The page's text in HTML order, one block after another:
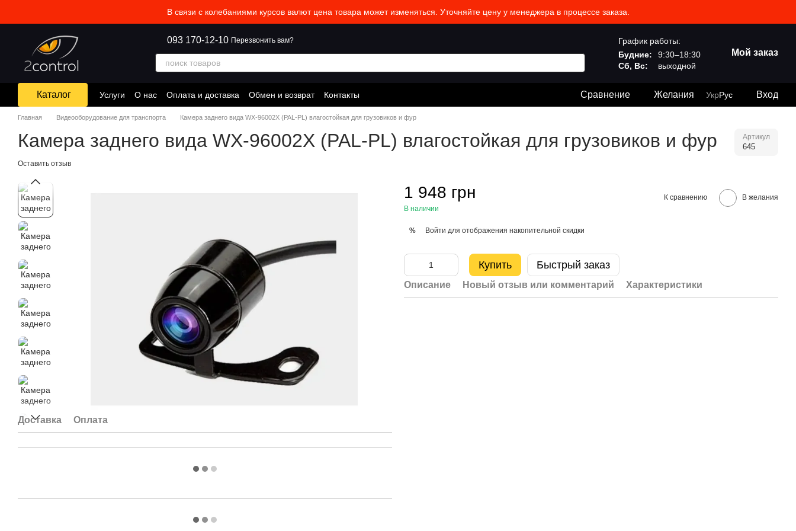
В связи с колебаниями курсов валют цена товара может изменяться. Уточняйте цену у менеджера в процессе заказа.
093 170-12-10 Перезвонить вам?
График работы:
Будние:
9:30–18:30
Сб, Вс:
выходной
Мой заказ
Каталог Услуги О нас Оплата и доставка Обмен и возврат Контакты Сравнение Желания УкрРус Вход
Главная Видеооборудование для транспорта Камера заднего вида WX-96002X (PAL-PL) влагостойкая для грузовиков и фур
Камера заднего вида WX-96002X (PAL-PL) влагостойкая для грузовиков и фур Артикул
645
Оставить отзыв
Доставка Оплата
1 948 грн
В наличии
К сравнению В желания
% Войти для отображения накопительной скидки
Купить Быстрый заказ
Описание Новый отзыв или комментарий Характеристики